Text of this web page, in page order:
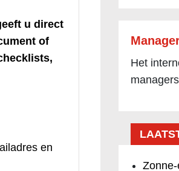
u direct
of
en
Het
managers